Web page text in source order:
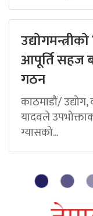
आपूर्ति सहज
गठन
काठमाडौं/ उद्योग,
यादवले
ग्यासको...